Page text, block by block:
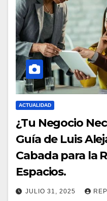
ACTUALIDAD
¿Tu Negocio
Guía de Luis
Cabada para la
Espacios.
JULIO 31, 2025